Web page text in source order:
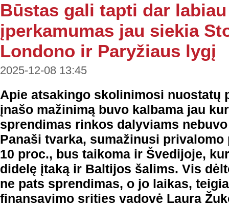
Būstas gali tapti dar
įperkamumas jau siekia
Londono ir Paryžiaus lygį
2025-12-08 13:45
Apie atsakingo skolinimosi nuostatų
įnašo mažinimą buvo kalbama jau
sprendimas rinkos dalyviams
Panaši tvarka, sumažinusi
10 proc., bus taikoma ir Švedijoje,
didelę įtaką ir Baltijos šalims. Vis
ne pats sprendimas, o jo laikas,
finansavimo srities vadovė Laura